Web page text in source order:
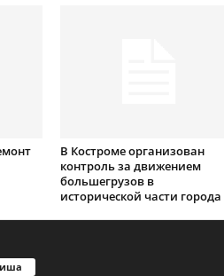
В Костроме организован
контроль за движением
большегрузов в
исторической части города